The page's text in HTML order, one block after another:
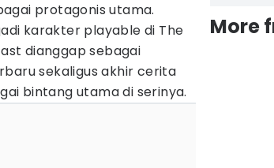
protagonis utama.
karakter playable di The
dianggap sebagai
sekaligus akhir cerita
bintang utama di serinya.
More